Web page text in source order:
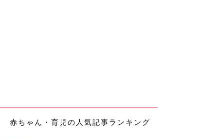
赤ちゃん・育児の人気記事ランキング